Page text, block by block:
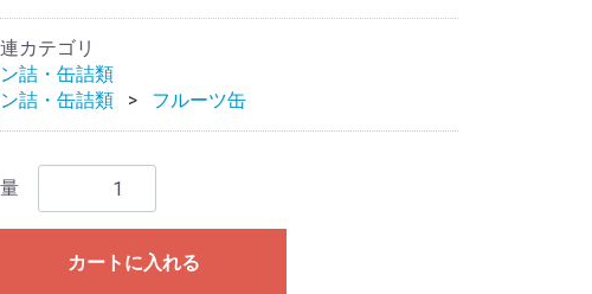
カテゴリ
詰・缶詰類
詰・缶詰類
フルーツ缶
カートに入れる